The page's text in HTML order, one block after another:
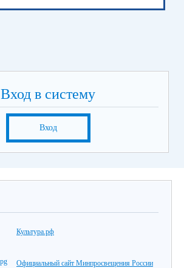
Вход в систему
Вход
Культура.рф
Официальный сайт Минпросвещения России